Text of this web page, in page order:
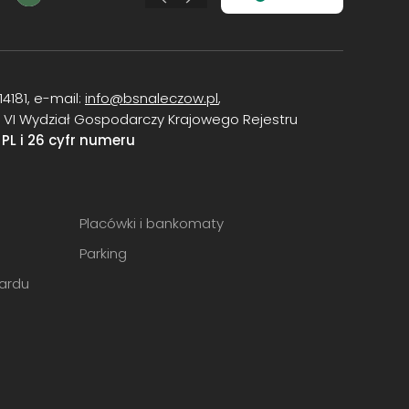
e-mail: info@bsnaleczow.pl,
Wydział Gospodarczy Krajowego Rejestru
PL i 26 cyfr numeru
Placówki i bankomaty
Parking